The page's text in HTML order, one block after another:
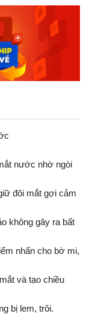
nước nhờ ngòi
đôi mắt gợi cảm
không gây ra bất
nhấn cho bờ mi,
và tạo chiều
bị lem, trôi.